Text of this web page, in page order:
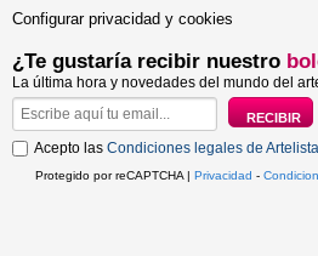
Configurar privacidad y cookies
¿Te gustaría recibir nuestro
La última hora y novedades del mundo del
Acepto las Condiciones legales de Artelista
Protegido por reCAPTCHA | Privacidad -